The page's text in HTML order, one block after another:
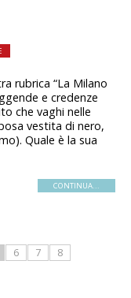
rubrica “La Milano
e credenze
che vaghi nelle
vestita di nero,
Quale è la sua
CONTINUA...
6 7
8